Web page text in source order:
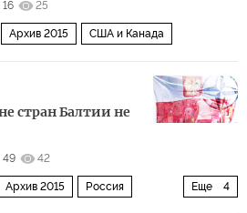
16 25
Архив 2015 США и Канада
стран Балтии не
49 42
Еще 4
Архив 2015 Россия